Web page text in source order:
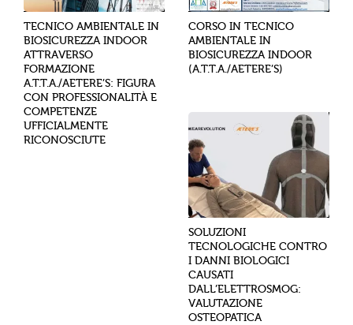
TECNICO AMBIENTALE IN
BIOSICUREZZA INDOOR
ATTRAVERSO
FORMAZIONE
A.T.T.A./AETERE’S: FIGURA
CON PROFESSIONALITÀ E
COMPETENZE
UFFICIALMENTE
RICONOSCIUTE
CORSO IN TECNICO
AMBIENTALE IN
BIOSICUREZZA INDOOR
(A.T.T.A./AETERE’S)
SOLUZIONI
TECNOLOGICHE CONTRO
I DANNI BIOLOGICI
CAUSATI
DALL’ELETTROSMOG:
VALUTAZIONE
OSTEOPATICA